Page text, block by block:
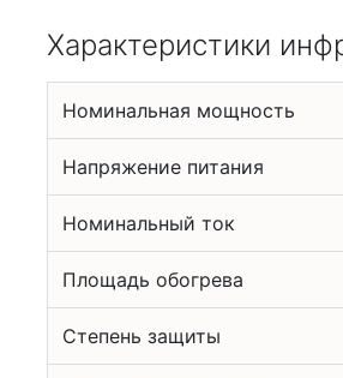
Характеристики
Номинальная мощность
Напряжение питания
Номинальный ток
Площадь обогрева
Степень защиты